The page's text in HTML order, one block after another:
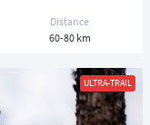
Distance
60-80 km
ULTRA-TRAIL